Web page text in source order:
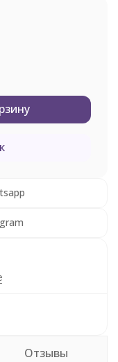
Отзывы